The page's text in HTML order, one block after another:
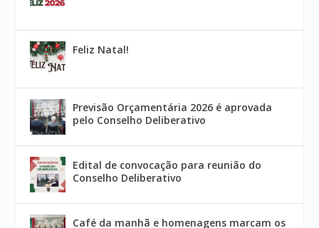
Feliz Natal!
Previsão Orçamentária 2026 é aprovada
pelo Conselho Deliberativo
Edital de convocação para reunião do
Conselho Deliberativo
Café da manhã e homenagens marcam os